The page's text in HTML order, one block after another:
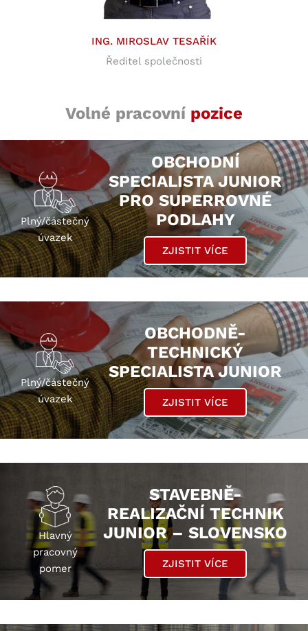
ING. MIROSLAV TESAŘÍK
Ředitel společnosti
Volné pracovní pozice
Plný/částečný
úvazek
OBCHODNÍ
SPECIALISTA JUNIOR
PRO SUPERROVNÉ
PODLAHY
ZJISTIT VÍCE
Plný/částečný
úvazek
OBCHODNĚ-
TECHNICKÝ
SPECIALISTA JUNIOR
ZJISTIT VÍCE
Hlavný
pracovný
pomer
STAVEBNĚ-
REALIZAČNÍ TECHNIK
JUNIOR – SLOVENSKO
ZJISTIT VÍCE